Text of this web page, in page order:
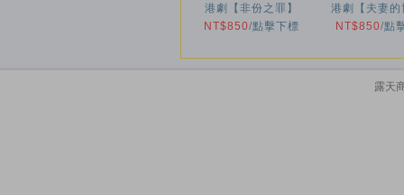
港劇【非份之罪】
2026年
NT$850/點擊下標
港劇【夫妻的
2026年
NT$850/點
露天